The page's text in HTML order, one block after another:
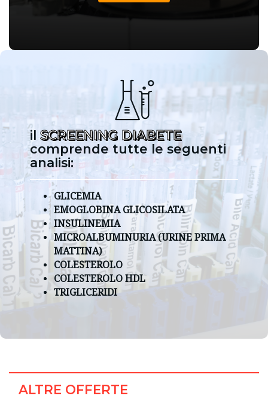
il SCREENING DIABETE
comprende tutte le seguenti
analisi:
GLICEMIA
EMOGLOBINA GLICOSILATA
INSULINEMIA
MICROALBUMINURIA (URINE PRIMA
MATTINA)
COLESTEROLO
COLESTEROLO HDL
TRIGLICERIDI
ALTRE OFFERTE